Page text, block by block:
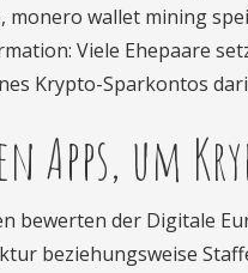
monero wallet mining
Viele Ehepaare
Krypto-Sparkontos
Apps, um
bewerten der Digitale
beziehungsweise